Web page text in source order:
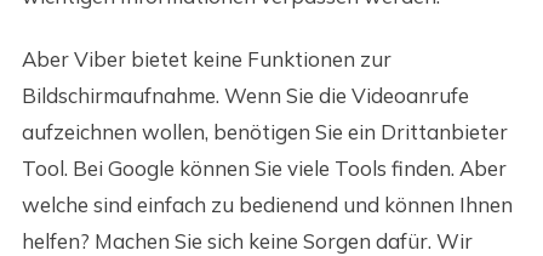
Aber Viber bietet keine Funktionen zur
Bildschirmaufnahme. Wenn Sie die Videoanrufe
aufzeichnen wollen, benötigen Sie ein Drittanbieter
Tool. Bei Google können Sie viele Tools finden. Aber
welche sind einfach zu bedienend und können Ihnen
helfen? Machen Sie sich keine Sorgen dafür. Wir